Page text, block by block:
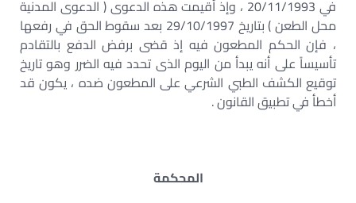
في 20/11/1993 ، وإذ أقيمت هذه الدعوى ( الدعوى المدنية
محل الطعن ) بتاريخ 29/10/1997 بعد سقوط الحق في رفعها
، فإن الحكم المطعون فيه إذ قضى برفض الدفع بالتقادم
تأسيساً على أنه يبدأ من اليوم الذى تحدد فيه الضرر وهو تاريخ
توقيع الكشف الطبي الشرعي على المطعون ضده ، يكون قد
أخطأ في تطبيق القانون .
المحكمة